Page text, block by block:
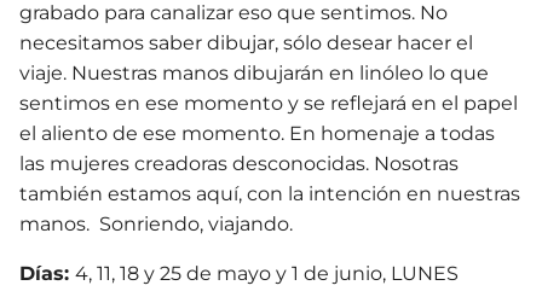
grabado para canalizar eso que sentimos. No
necesitamos saber dibujar, sólo desear hacer el
viaje. Nuestras manos dibujarán en linóleo lo que
sentimos en ese momento y se reflejará en el papel
el aliento de ese momento. En homenaje a todas
las mujeres creadoras desconocidas. Nosotras
también estamos aquí, con la intención en nuestras
manos. Sonriendo, viajando.
Días: 4, 11, 18 y 25 de mayo y 1 de junio, LUNES